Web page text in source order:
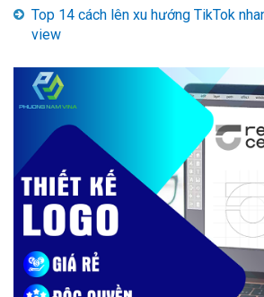
Top 14 cách lên xu hướng TikTok
view